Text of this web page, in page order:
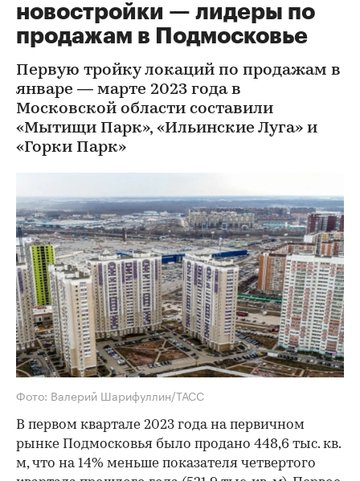
новостройки — лидеры по
продажам в Подмосковье
Первую тройку локаций по продажам в
январе — марте 2023 года в
Московской области составили
«Мытищи Парк», «Ильинские Луга» и
«Горки Парк»
Фото: Валерий Шарифуллин/ТАСС
В первом квартале 2023 года на первичном
рынке Подмосковья было продано 448,6 тыс. кв.
м, что на 14% меньше показателя четвертого